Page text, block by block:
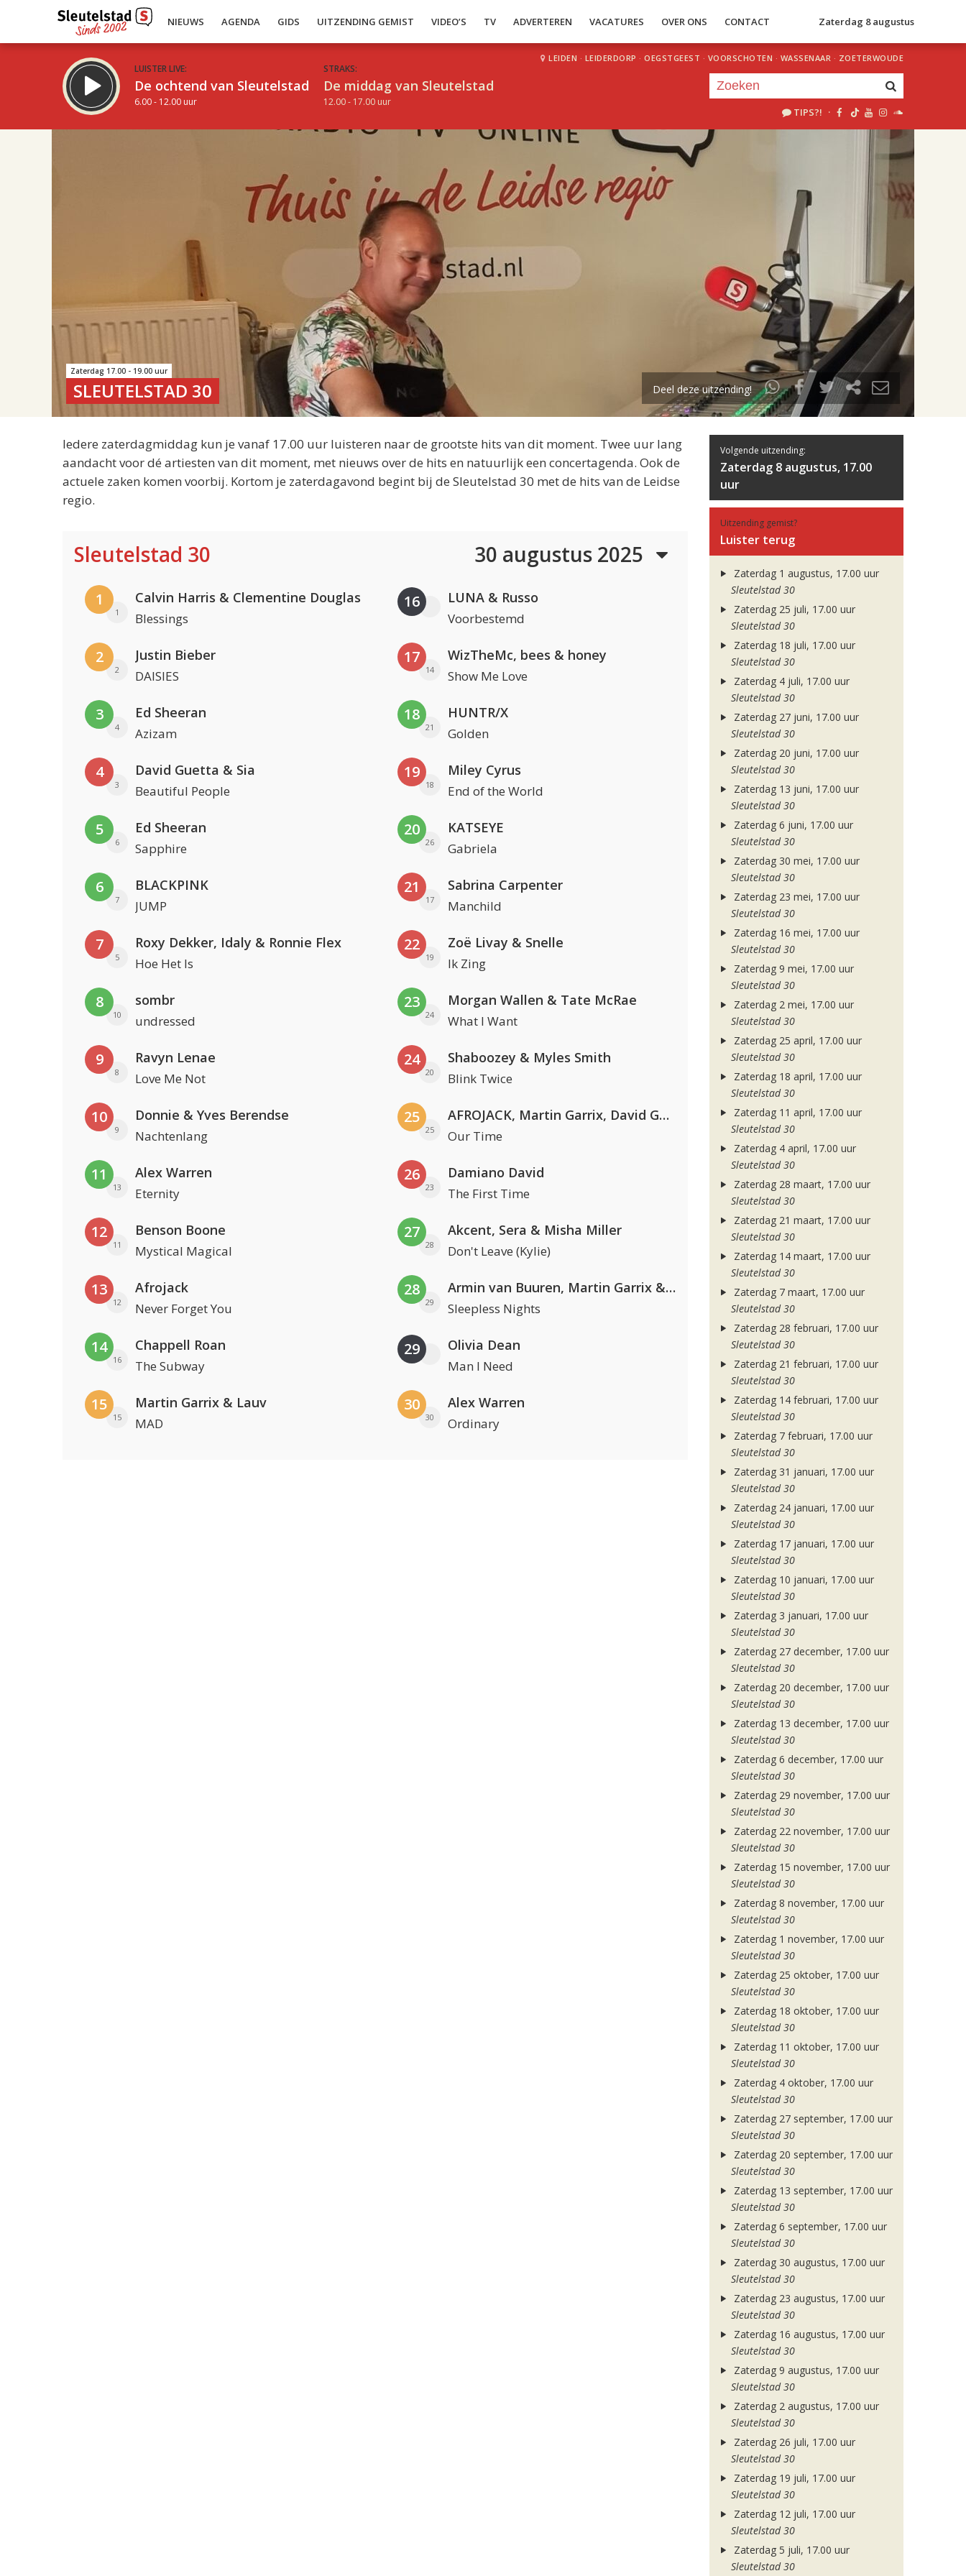
NIEUWS AGENDA GIDS UITZENDING GEMIST VIDEO’S TV ADVERTEREN VACATURES OVER ONS CONTACT Zaterdag 8 augustus
LUISTER LIVE:
De ochtend van Sleutelstad
6.00 - 12.00 uur
STRAKS:
De middag van Sleutelstad
12.00 - 17.00 uur
LEIDEN · LEIDERDORP · OEGSTGEEST · VOORSCHOTEN · WASSENAAR · ZOETERWOUDE
TIPS?! ·
uur 1 van 2
Volgend uur
Zaterdag 17.00 - 19.00 uur
SLEUTELSTAD 30 Deel deze uitzending!
Iedere zaterdagmiddag kun je vanaf 17.00 uur luisteren naar de grootste hits van dit moment. Twee uur lang
aandacht voor dé artiesten van dit moment, met nieuws over de hits en natuurlijk een concertagenda. Ook de
actuele zaken komen voorbij. Kortom je zaterdagavond begint bij de Sleutelstad 30 met de hits van de Leidse
regio.
Sleutelstad 30 30 augustus 2025
1
1
Calvin Harris & Clementine Douglas
Blessings
2
2
Justin Bieber
DAISIES
3
4
Ed Sheeran
Azizam
4
3
David Guetta & Sia
Beautiful People
5
6
Ed Sheeran
Sapphire
6
7
BLACKPINK
JUMP
7
5
Roxy Dekker, Idaly & Ronnie Flex
Hoe Het Is
8
10
sombr
undressed
9
8
Ravyn Lenae
Love Me Not
10
9
Donnie & Yves Berendse
Nachtenlang
11
13
Alex Warren
Eternity
12
11
Benson Boone
Mystical Magical
13
12
Afrojack
Never Forget You
14
16
Chappell Roan
The Subway
15
15
Martin Garrix & Lauv
MAD
16 LUNA & Russo
Voorbestemd
17
14
WizTheMc, bees & honey
Show Me Love
18
21
HUNTR/X
Golden
19
18
Miley Cyrus
End of the World
20
26
KATSEYE
Gabriela
21
17
Sabrina Carpenter
Manchild
22
19
Zoë Livay & Snelle
Ik Zing
23
24
Morgan Wallen & Tate McRae
What I Want
24
20
Shaboozey & Myles Smith
Blink Twice
25
25
AFROJACK, Martin Garrix, David Guetta & Amél
Our Time
26
23
Damiano David
The First Time
27
28
Akcent, Sera & Misha Miller
Don't Leave (Kylie)
28
29
Armin van Buuren, Martin Garrix & Libby Whitehouse
Sleepless Nights
29 Olivia Dean
Man I Need
30
30
Alex Warren
Ordinary
Volgende uitzending:
Zaterdag 8 augustus, 17.00
uur
Uitzending gemist?
Luister terug
Zaterdag 1 augustus, 17.00 uur
Sleutelstad 30
Zaterdag 25 juli, 17.00 uur
Sleutelstad 30
Zaterdag 18 juli, 17.00 uur
Sleutelstad 30
Zaterdag 4 juli, 17.00 uur
Sleutelstad 30
Zaterdag 27 juni, 17.00 uur
Sleutelstad 30
Zaterdag 20 juni, 17.00 uur
Sleutelstad 30
Zaterdag 13 juni, 17.00 uur
Sleutelstad 30
Zaterdag 6 juni, 17.00 uur
Sleutelstad 30
Zaterdag 30 mei, 17.00 uur
Sleutelstad 30
Zaterdag 23 mei, 17.00 uur
Sleutelstad 30
Zaterdag 16 mei, 17.00 uur
Sleutelstad 30
Zaterdag 9 mei, 17.00 uur
Sleutelstad 30
Zaterdag 2 mei, 17.00 uur
Sleutelstad 30
Zaterdag 25 april, 17.00 uur
Sleutelstad 30
Zaterdag 18 april, 17.00 uur
Sleutelstad 30
Zaterdag 11 april, 17.00 uur
Sleutelstad 30
Zaterdag 4 april, 17.00 uur
Sleutelstad 30
Zaterdag 28 maart, 17.00 uur
Sleutelstad 30
Zaterdag 21 maart, 17.00 uur
Sleutelstad 30
Zaterdag 14 maart, 17.00 uur
Sleutelstad 30
Zaterdag 7 maart, 17.00 uur
Sleutelstad 30
Zaterdag 28 februari, 17.00 uur
Sleutelstad 30
Zaterdag 21 februari, 17.00 uur
Sleutelstad 30
Zaterdag 14 februari, 17.00 uur
Sleutelstad 30
Zaterdag 7 februari, 17.00 uur
Sleutelstad 30
Zaterdag 31 januari, 17.00 uur
Sleutelstad 30
Zaterdag 24 januari, 17.00 uur
Sleutelstad 30
Zaterdag 17 januari, 17.00 uur
Sleutelstad 30
Zaterdag 10 januari, 17.00 uur
Sleutelstad 30
Zaterdag 3 januari, 17.00 uur
Sleutelstad 30
Zaterdag 27 december, 17.00 uur
Sleutelstad 30
Zaterdag 20 december, 17.00 uur
Sleutelstad 30
Zaterdag 13 december, 17.00 uur
Sleutelstad 30
Zaterdag 6 december, 17.00 uur
Sleutelstad 30
Zaterdag 29 november, 17.00 uur
Sleutelstad 30
Zaterdag 22 november, 17.00 uur
Sleutelstad 30
Zaterdag 15 november, 17.00 uur
Sleutelstad 30
Zaterdag 8 november, 17.00 uur
Sleutelstad 30
Zaterdag 1 november, 17.00 uur
Sleutelstad 30
Zaterdag 25 oktober, 17.00 uur
Sleutelstad 30
Zaterdag 18 oktober, 17.00 uur
Sleutelstad 30
Zaterdag 11 oktober, 17.00 uur
Sleutelstad 30
Zaterdag 4 oktober, 17.00 uur
Sleutelstad 30
Zaterdag 27 september, 17.00 uur
Sleutelstad 30
Zaterdag 20 september, 17.00 uur
Sleutelstad 30
Zaterdag 13 september, 17.00 uur
Sleutelstad 30
Zaterdag 6 september, 17.00 uur
Sleutelstad 30
Zaterdag 30 augustus, 17.00 uur
Sleutelstad 30
Zaterdag 23 augustus, 17.00 uur
Sleutelstad 30
Zaterdag 16 augustus, 17.00 uur
Sleutelstad 30
Zaterdag 9 augustus, 17.00 uur
Sleutelstad 30
Zaterdag 2 augustus, 17.00 uur
Sleutelstad 30
Zaterdag 26 juli, 17.00 uur
Sleutelstad 30
Zaterdag 19 juli, 17.00 uur
Sleutelstad 30
Zaterdag 12 juli, 17.00 uur
Sleutelstad 30
Zaterdag 5 juli, 17.00 uur
Sleutelstad 30